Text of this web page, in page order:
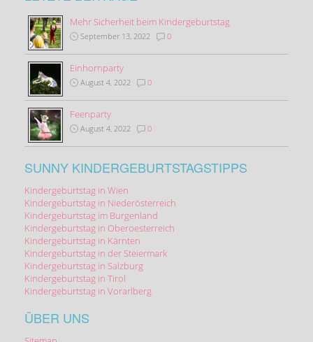
Mehr Sicherheit beim Kindergeburtstag
September 13, 2022 0
Einhornparty
August 4, 2022 0
Feenparty
August 4, 2022 0
SUNNY KINDERGEBURTSTAGSTIPPS
Kindergeburtstag in Wien
Kindergeburtstag in Niederösterreich
Kindergeburtstag im Burgenland
Kindergeburtstag in Oberoesterreich
Kindergeburtstag in Kärnten
Kindergeburtstag in der Steiermark
Kindergeburtstag in Salzburg
Kindergeburtstag in Tirol
Kindergeburtstag in Vorarlberg
ÜBER UNS